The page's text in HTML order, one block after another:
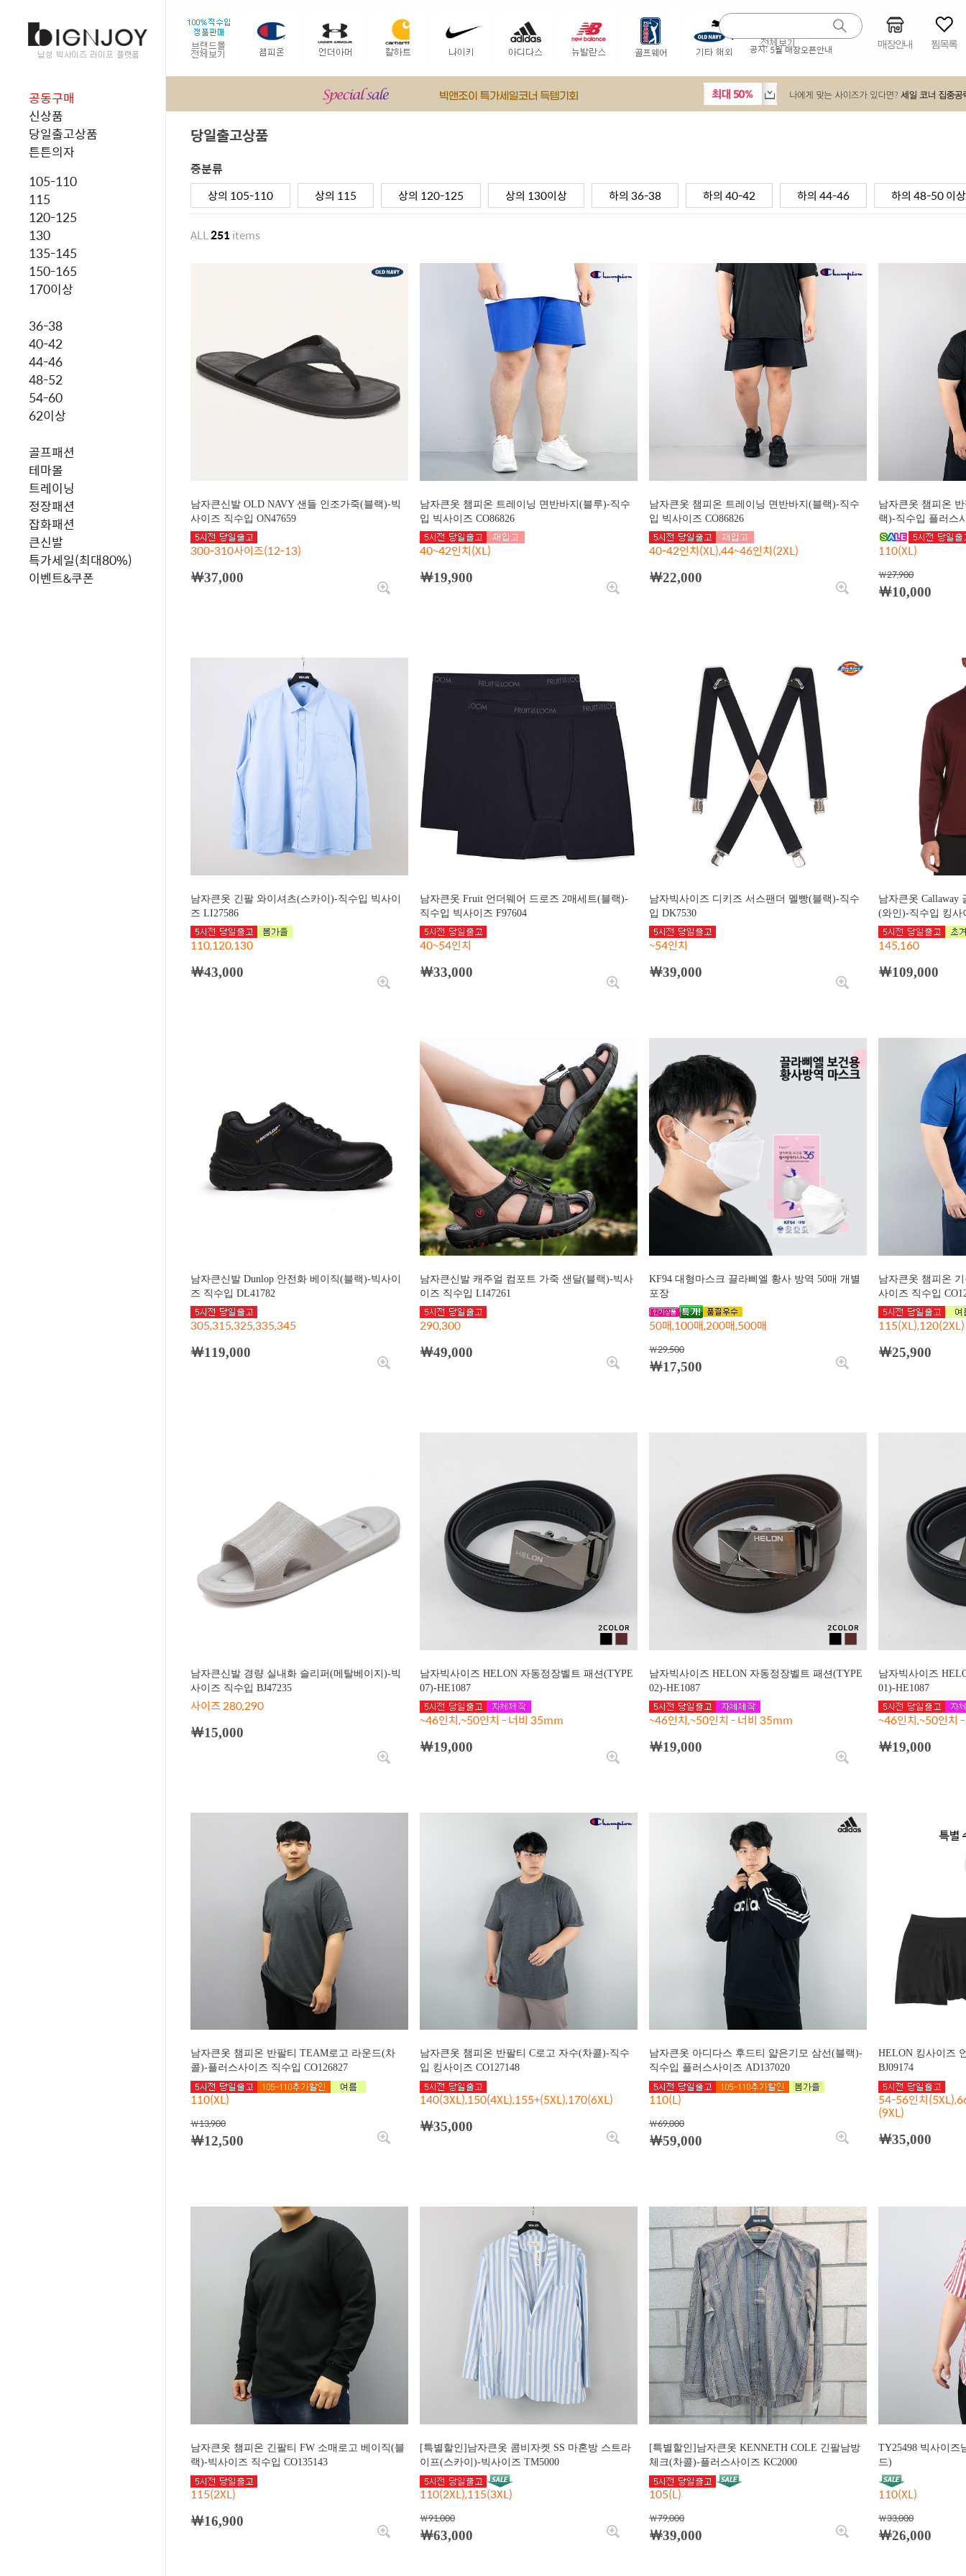
공지:5월 매장오픈안내 매장안내 찜목록
공동구매
신상품
당일출고상품
튼튼의자
105-110
115
120-125
130
135-145
150-165
170이상
36-38
40-42
44-46
48-52
54-60
62이상
골프패션
테마몰
트레이닝
정장패션
잡화패션
큰신발
특가세일(최대80%)
이벤트&쿠폰
당일출고상품
중분류
상의 105-110 상의 115 상의 120-125 상의 130이상 하의 36-38 하의 40-42 하의 44-46 하의 48-50 이상
ALL251 items
남자큰신발 OLD NAVY 샌들 인조가죽(블랙)-빅
사이즈 직수입 ON47659
300-310사이즈(12-13)
￦37,000
남자큰옷 챔피온 트레이닝 면반바지(블루)-직수
입 빅사이즈 CO86826
40~42인치(XL)
￦19,900
남자큰옷 챔피온 트레이닝 면반바지(블랙)-직수
입 빅사이즈 CO86826
40-42인치(XL),44~46인치(2XL)
￦22,000
남자큰옷 챔피온
랙)-직수입 플러스
110(XL)
￦27,900
￦10,000
남자큰옷 긴팔 와이셔츠(스카이)-직수입 빅사이
즈 LI27586
110,120,130
￦43,000
남자큰옷 Fruit 언더웨어 드로즈 2매세트(블랙)-
직수입 빅사이즈 F97604
40~54인치
￦33,000
남자빅사이즈 디키즈 서스팬더 멜빵(블랙)-직수
입 DK7530
~54인치
￦39,000
남자큰옷 Callaway
(와인)-직수입 킹사
145,160
￦109,000
남자큰신발 Dunlop 안전화 베이직(블랙)-빅사이
즈 직수입 DL41782
305,315,325,335,345
￦119,000
남자큰신발 캐주얼 컴포트 가죽 샌달(블랙)-빅사
이즈 직수입 LI47261
290,300
￦49,000
KF94 대형마스크 끌라삐엘 황사 방역 50매 개별
포장
50매,100매,200매,500매
￦29,500
￦17,500
남자큰옷 챔피온
사이즈 직수입
115(XL),120(2XL)
￦25,900
남자큰신발 경량 실내화 슬리퍼(메탈베이지)-빅
사이즈 직수입 BJ47235
사이즈 280,290
￦15,000
남자빅사이즈 HELON 자동정장벨트 패션(TYPE
07)-HE1087
~46인치,~50인치 - 너비 35mm
￦19,000
남자빅사이즈 HELON 자동정장벨트 패션(TYPE
02)-HE1087
~46인치,~50인치 - 너비 35mm
￦19,000
남자빅사이즈
01)-HE1087
~46인치,~50인치
￦19,000
남자큰옷 챔피온 반팔티 TEAM로고 라운드(차
콜)-플러스사이즈 직수입 CO126827
110(XL)
￦13,900
￦12,500
남자큰옷 챔피온 반팔티 C로고 자수(차콜)-직수
입 킹사이즈 CO127148
140(3XL),150(4XL),155+(5XL),170(6XL)
￦35,000
남자큰옷 아디다스 후드티 얇은기모 삼선(블랙)-
직수입 플러스사이즈 AD137020
110(L)
￦69,000
￦59,000
HELON 킹사이즈
BJ09174
54-56인치
(9XL)
￦35,000
남자큰옷 챔피온 긴팔티 FW 소매로고 베이직(블
랙)-빅사이즈 직수입 CO135143
115(2XL)
￦16,900
[특별할인]남자큰옷 콤비자켓 SS 마혼방 스트라
이프(스카이)-빅사이즈 TM5000
110(2XL),115(3XL)
￦91,000
￦63,000
[특별할인]남자큰옷 KENNETH COLE 긴팔남방
체크(차콜)-플러스사이즈 KC2000
105(L)
￦79,000
￦39,000
TY25498 빅사이즈
드)
110(XL)
￦33,000
￦26,000